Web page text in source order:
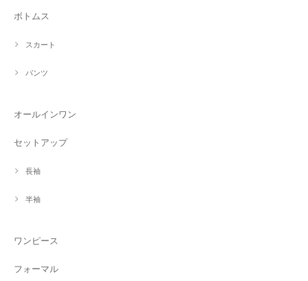
ボトムス
スカート
パンツ
オールインワン
セットアップ
長袖
半袖
ワンピース
フォーマル